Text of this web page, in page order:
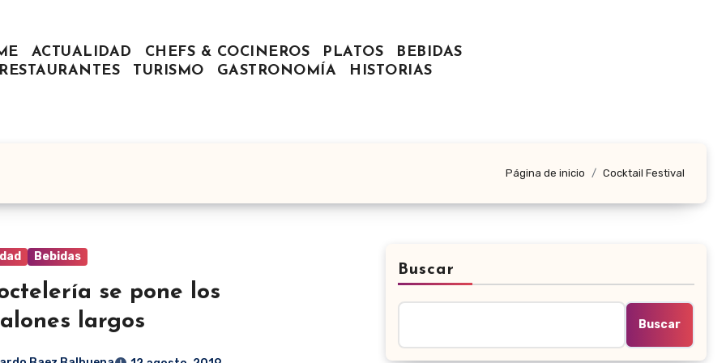
ACTUALIDAD CHEFS & COCINEROS PLATOS
BEBIDAS
RESTAURANTES
TURISMO GASTRONOMÍA HISTORIAS
Página de inicio Cocktail Festival
Bebidas
se pone los
largos
Buscar
Buscar